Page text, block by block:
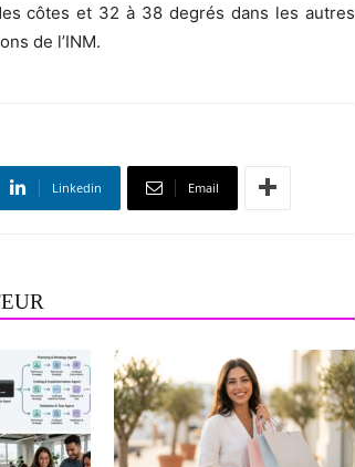
côtes et 32 à 38 degrés dans les autres
de l’INM.
Linkedin Email